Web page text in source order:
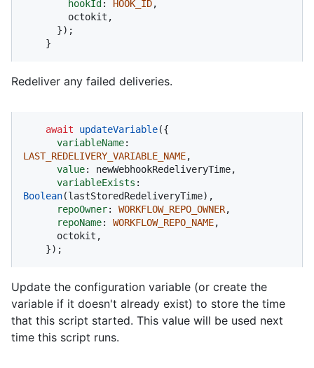
hookId : HOOK_ID,
    }
Redeliver any failed deliveries.
await updateVariable({
variableName
LAST_REDELIVERY_VARIABLE_NAME,
value: newWebhookRedeliveryTime,
variableExists
Boolean(lastStoredRedeliveryTime),
repoOwner: WORKFLOW_REPO_OWNER,
repoName: WORKFLOW_REPO_NAME,
    });
Update the configuration variable (or create the
variable if it doesn't already exist) to store the time
that this script started. This value will be used next
time this script runs.